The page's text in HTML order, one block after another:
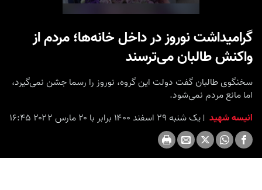
گرامیداشت نوروز در داخل خانه‌ها؛ مردم از
واکنش طالبان می‌ترسند
سخنگوی طالبان گفت دولت این گروه، نوروز را رسما جشن نمی‌گیرد،
اما مانع مردم نمی‌شود.
انیسه شهید یک شنبه ۲۹ اسفند ۱۴۰۰ برابر با ۲۰ مارس ۲۰۲۲ ۱۶:۴۵